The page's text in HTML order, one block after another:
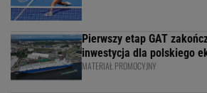
Pierwszy etap GAT
inwestycja dla polskiego
MATERIAŁ PROMOCYJNY